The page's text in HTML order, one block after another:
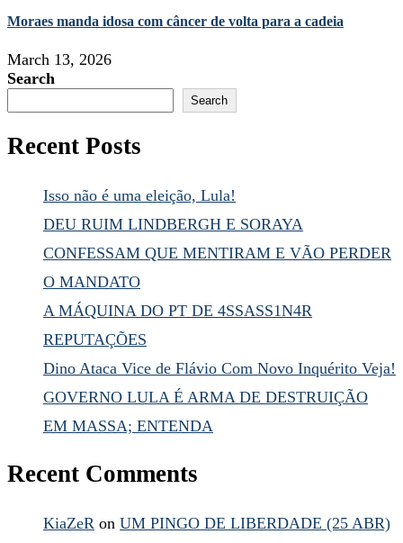
Moraes manda idosa com câncer de volta para a cadeia
March 13, 2026
Search
Search
Recent Posts
Isso não é uma eleição, Lula!
DEU RUIM LINDBERGH E SORAYA
CONFESSAM QUE MENTIRAM E VÃO PERDER
O MANDATO
A MÁQUINA DO PT DE 4SSASS1N4R
REPUTAÇÕES
Dino Ataca Vice de Flávio Com Novo Inquérito Veja!
GOVERNO LULA É ARMA DE DESTRUIÇÃO
EM MASSA; ENTENDA
Recent Comments
KiaZeR on UM PINGO DE LIBERDADE (25 ABR)